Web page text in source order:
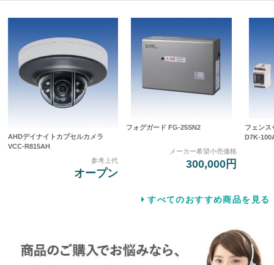
AHDデイナイトカプセルカメラ
VCC-R815AH
参考上代
オープン
フォグガード FG-25SN2
メーカー希望小売価格
300,000円
フェン
D7K-
すべてのおすすめ商品を見る